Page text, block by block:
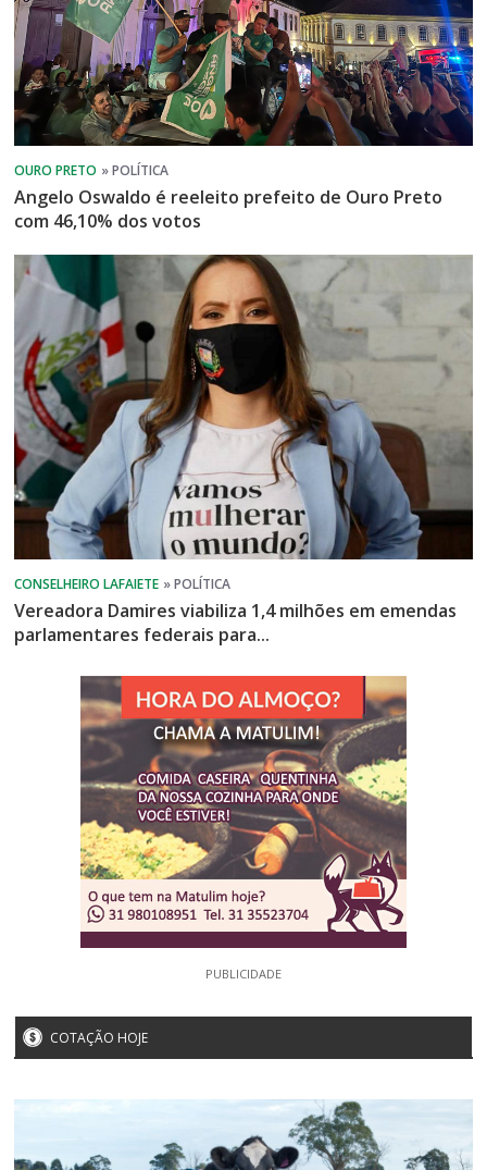
Angelo Oswaldo é reeleito prefeito de Ouro Preto
com 46,10% dos votos
Vereadora Damires viabiliza 1,4 milhões em emendas
parlamentares federais para...
PUBLICIDADE
COTAÇÃO HOJE